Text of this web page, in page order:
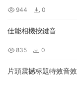
944 0
佳能相機按鍵音
835 0
片頭震撼标題特效音效